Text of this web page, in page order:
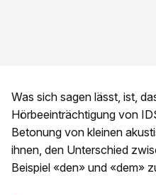
Was sich sagen lässt, ist,
Hörbeeinträchtigung von
Betonung von kleinen
ihnen, den Unterschied
Beispiel «den» und «dem»